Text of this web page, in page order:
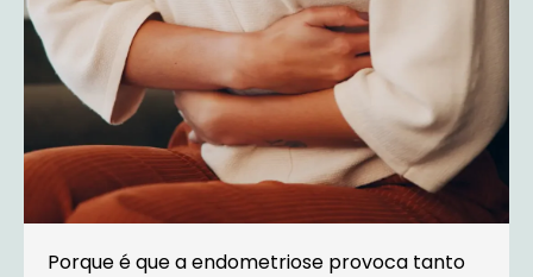
Porque é que a endometriose provoca tanto